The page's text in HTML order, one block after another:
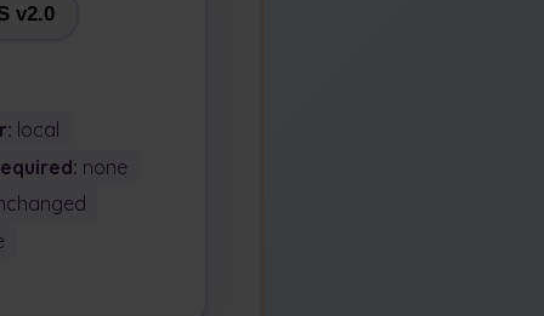
v2.0
local
none